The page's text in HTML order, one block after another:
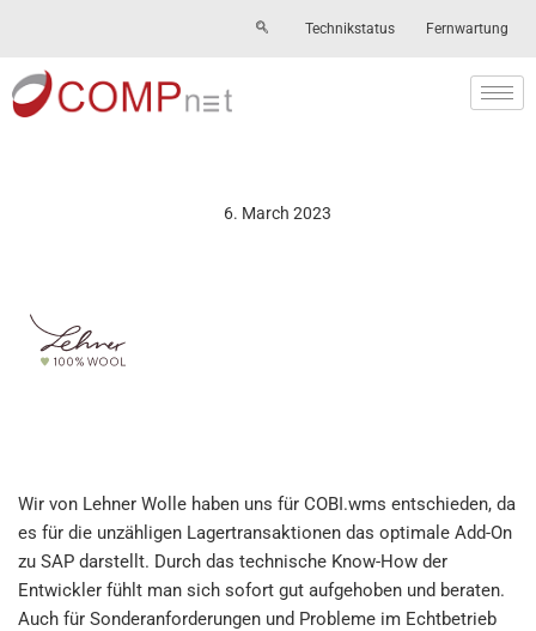
Skip
to
content
Technikstatus Fernwartung
6. March 2023
Wir von Lehner Wolle haben uns für COBI.wms entschieden, da
es für die unzähligen Lagertransaktionen das optimale Add-On
zu SAP darstellt. Durch das technische Know-How der
Entwickler fühlt man sich sofort gut aufgehoben und beraten.
Auch für Sonderanforderungen und Probleme im Echtbetrieb